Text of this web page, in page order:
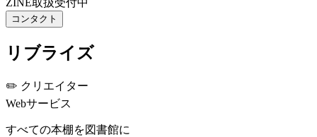
コンタクト
リブライズ
✏️ クリエイター
Webサービス
すべての本棚を図書館に